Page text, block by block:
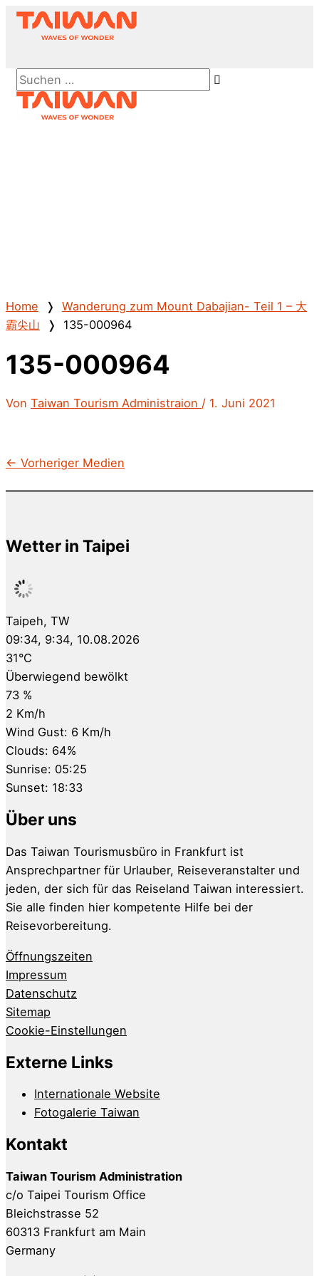
Zum
Inhalt
Above
Header
Suchen …
Home ❭ Wanderung zum Mount Dabajian- Teil 1 – 大
霸尖山 ❭ 135-000964
135-000964
Von Taiwan Tourism Administraion / 1. Juni 2021
← Vorheriger Medien
Wetter in Taipei
Taipeh, TW
09:34, 9:34, 10.08.2026
31°C
Überwiegend bewölkt
73 %
2 Km/h
Wind Gust: 6 Km/h
Clouds: 64%
Sunrise: 05:25
Sunset: 18:33
Über uns
Das Taiwan Tourismusbüro in Frankfurt ist
Ansprechpartner für Urlauber, Reiseveranstalter und
jeden, der sich für das Reiseland Taiwan interessiert.
Sie alle finden hier kompetente Hilfe bei der
Reisevorbereitung.
Öffnungszeiten
Impressum
Datenschutz
Sitemap
Cookie-Einstellungen
Externe Links
Internationale Website
Fotogalerie Taiwan
Kontakt
Taiwan Tourism Administration
c/o Taipei Tourism Office
Bleichstrasse 52
60313 Frankfurt am Main
Germany